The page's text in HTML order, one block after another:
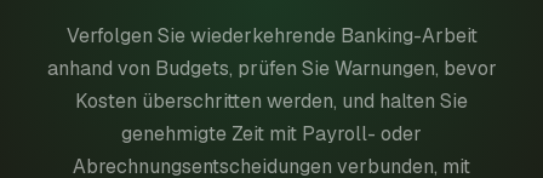
Verfolgen Sie wiederkehrende Banking-Arbeit
anhand von Budgets, prüfen Sie Warnungen, bevor
Kosten überschritten werden, und halten Sie
genehmigte Zeit mit Payroll- oder
Abrechnungsentscheidungen verbunden, mit